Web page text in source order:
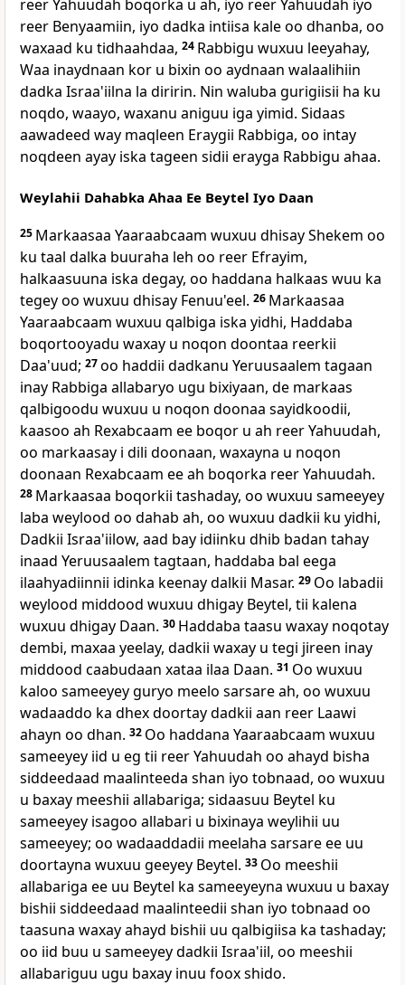
reer Yahuudah boqorka u ah, iyo reer Yahuudah iyo
reer Benyaamiin, iyo dadka intiisa kale oo dhanba, oo
waxaad ku tidhaahdaa, 24 Rabbigu wuxuu leeyahay,
Waa inaydnaan kor u bixin oo aydnaan walaalihiin
dadka Israa'iilna la diririn. Nin waluba gurigiisii ha ku
noqdo, waayo, waxanu aniguu iga yimid. Sidaas
aawadeed way maqleen Eraygii Rabbiga, oo intay
noqdeen ayay iska tageen sidii erayga Rabbigu ahaa.
Weylahii Dahabka Ahaa Ee Beytel Iyo Daan
25 Markaasaa Yaaraabcaam wuxuu dhisay Shekem oo
ku taal dalka buuraha leh oo reer Efrayim,
halkaasuuna iska degay, oo haddana halkaas wuu ka
tegey oo wuxuu dhisay Fenuu'eel. 26 Markaasaa
Yaaraabcaam wuxuu qalbiga iska yidhi, Haddaba
boqortooyadu waxay u noqon doontaa reerkii
Daa'uud; 27oo haddii dadkanu Yeruusaalem tagaan
inay Rabbiga allabaryo ugu bixiyaan, de markaas
qalbigoodu wuxuu u noqon doonaa sayidkoodii,
kaasoo ah Rexabcaam ee boqor u ah reer Yahuudah,
oo markaasay i dili doonaan, waxayna u noqon
doonaan Rexabcaam ee ah boqorka reer Yahuudah.
28 Markaasaa boqorkii tashaday, oo wuxuu sameeyey
laba weylood oo dahab ah, oo wuxuu dadkii ku yidhi,
Dadkii Israa'iilow, aad bay idiinku dhib badan tahay
inaad Yeruusaalem tagtaan, haddaba bal eega
ilaahyadiinnii idinka keenay dalkii Masar. 29 Oo labadii
weylood middood wuxuu dhigay Beytel, tii kalena
wuxuu dhigay Daan. 30 Haddaba taasu waxay noqotay
dembi, maxaa yeelay, dadkii waxay u tegi jireen inay
middood caabudaan xataa ilaa Daan. 31 Oo wuxuu
kaloo sameeyey guryo meelo sarsare ah, oo wuxuu
wadaaddo ka dhex doortay dadkii aan reer Laawi
ahayn oo dhan. 32 Oo haddana Yaaraabcaam wuxuu
sameeyey iid u eg tii reer Yahuudah oo ahayd bisha
siddeedaad maalinteeda shan iyo tobnaad, oo wuxuu
u baxay meeshii allabariga; sidaasuu Beytel ku
sameeyey isagoo allabari u bixinaya weylihii uu
sameeyey; oo wadaaddadii meelaha sarsare ee uu
doortayna wuxuu geeyey Beytel. 33 Oo meeshii
allabariga ee uu Beytel ka sameeyeyna wuxuu u baxay
bishii siddeedaad maalinteedii shan iyo tobnaad oo
taasuna waxay ahayd bishii uu qalbigiisa ka tashaday;
oo iid buu u sameeyey dadkii Israa'iil, oo meeshii
allabariguu ugu baxay inuu foox shido.